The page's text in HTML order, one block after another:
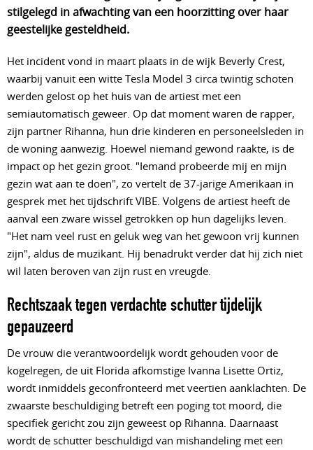
stilgelegd in afwachting van een hoorzitting over haar
geestelijke gesteldheid.
Het incident vond in maart plaats in de wijk Beverly Crest,
waarbij vanuit een witte Tesla Model 3 circa twintig schoten
werden gelost op het huis van de artiest met een
semiautomatisch geweer. Op dat moment waren de rapper,
zijn partner Rihanna, hun drie kinderen en personeelsleden in
de woning aanwezig. Hoewel niemand gewond raakte, is de
impact op het gezin groot. "Iemand probeerde mij en mijn
gezin wat aan te doen", zo vertelt de 37-jarige Amerikaan in
gesprek met het tijdschrift VIBE. Volgens de artiest heeft de
aanval een zware wissel getrokken op hun dagelijks leven.
"Het nam veel rust en geluk weg van het gewoon vrij kunnen
zijn", aldus de muzikant. Hij benadrukt verder dat hij zich niet
wil laten beroven van zijn rust en vreugde.
Rechtszaak tegen verdachte schutter tijdelijk
gepauzeerd
De vrouw die verantwoordelijk wordt gehouden voor de
kogelregen, de uit Florida afkomstige Ivanna Lisette Ortiz,
wordt inmiddels geconfronteerd met veertien aanklachten. De
zwaarste beschuldiging betreft een poging tot moord, die
specifiek gericht zou zijn geweest op Rihanna. Daarnaast
wordt de schutter beschuldigd van mishandeling met een